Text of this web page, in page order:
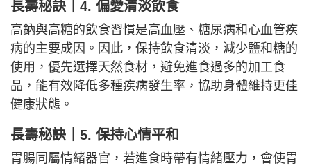
長壽秘訣｜ 4. 偏愛清淡飲食
高鈉與高糖的飲食習慣是高血壓、糖尿病和心血管疾
病的主要成因。因此，保持飲食清淡，減少鹽和糖的
使用，優先選擇天然食材，避免進食過多的加工食
品，能有效降低多種疾病發生率，協助身體維持更佳
健康狀態。
長壽秘訣｜ 5. 保持心情平和
胃腸同屬情緒器官，若進食時帶有情緒壓力，會使胃